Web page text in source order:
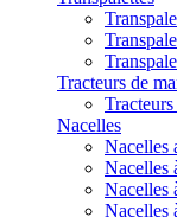
Tracteurs de
Nacelles
Nacelles
Nacelles
Nacelles
Nacelles